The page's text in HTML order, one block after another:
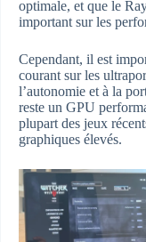
optimale, et que le
important sur les
Cependant, il est
courant sur les
l’autonomie et à la
reste un GPU
plupart des jeux
graphiques élevés.